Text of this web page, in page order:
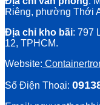
Riêng, phường Thới
Địa chỉ kho bãi: 797
12, TPHCM.
Website:
Số Điện Thoại: